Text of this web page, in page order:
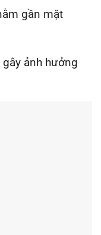
gần mặt
ảnh hưởng